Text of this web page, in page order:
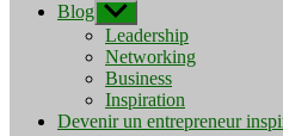
Blog Afficher
le
sous-
menu
Leadership
Networking
Business
Inspiration
Devenir un entrepreneur